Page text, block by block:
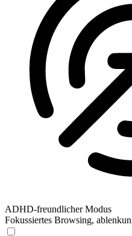
ADHD-freundlicher Modus
Fokussiertes Browsing,